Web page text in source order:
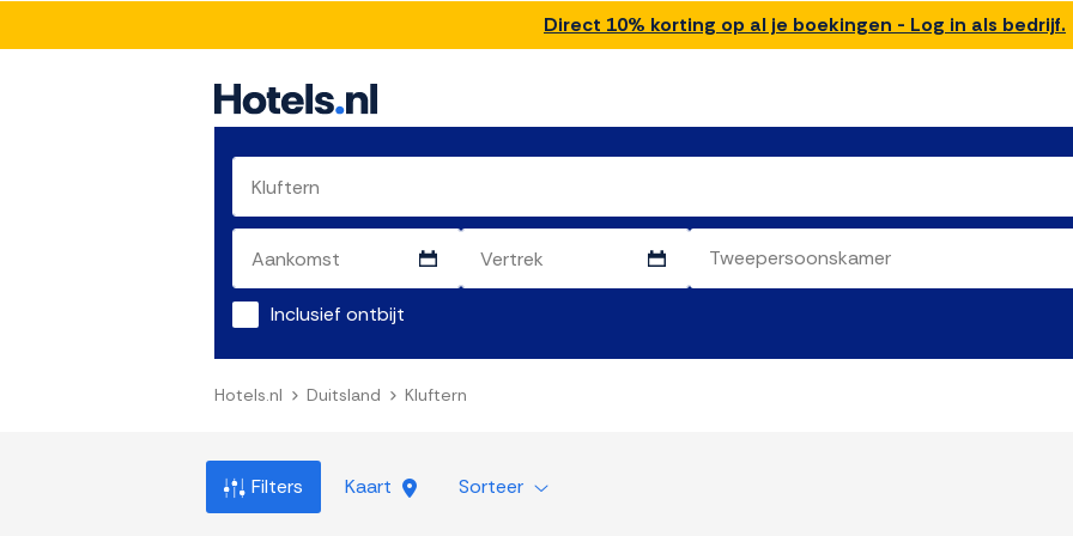
Direct 10% korting op al je boekingen - Log in als bedrijf.
Inclusief ontbijt
Hotels.nl Duitsland Kluftern
Filters Kaart Sorteer